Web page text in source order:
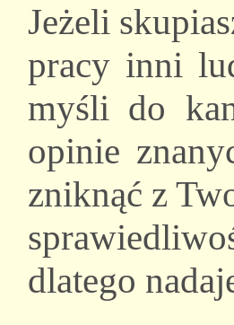
Jeżeli
pracy inni
myśli do
opinie
zniknąć z
dlatego